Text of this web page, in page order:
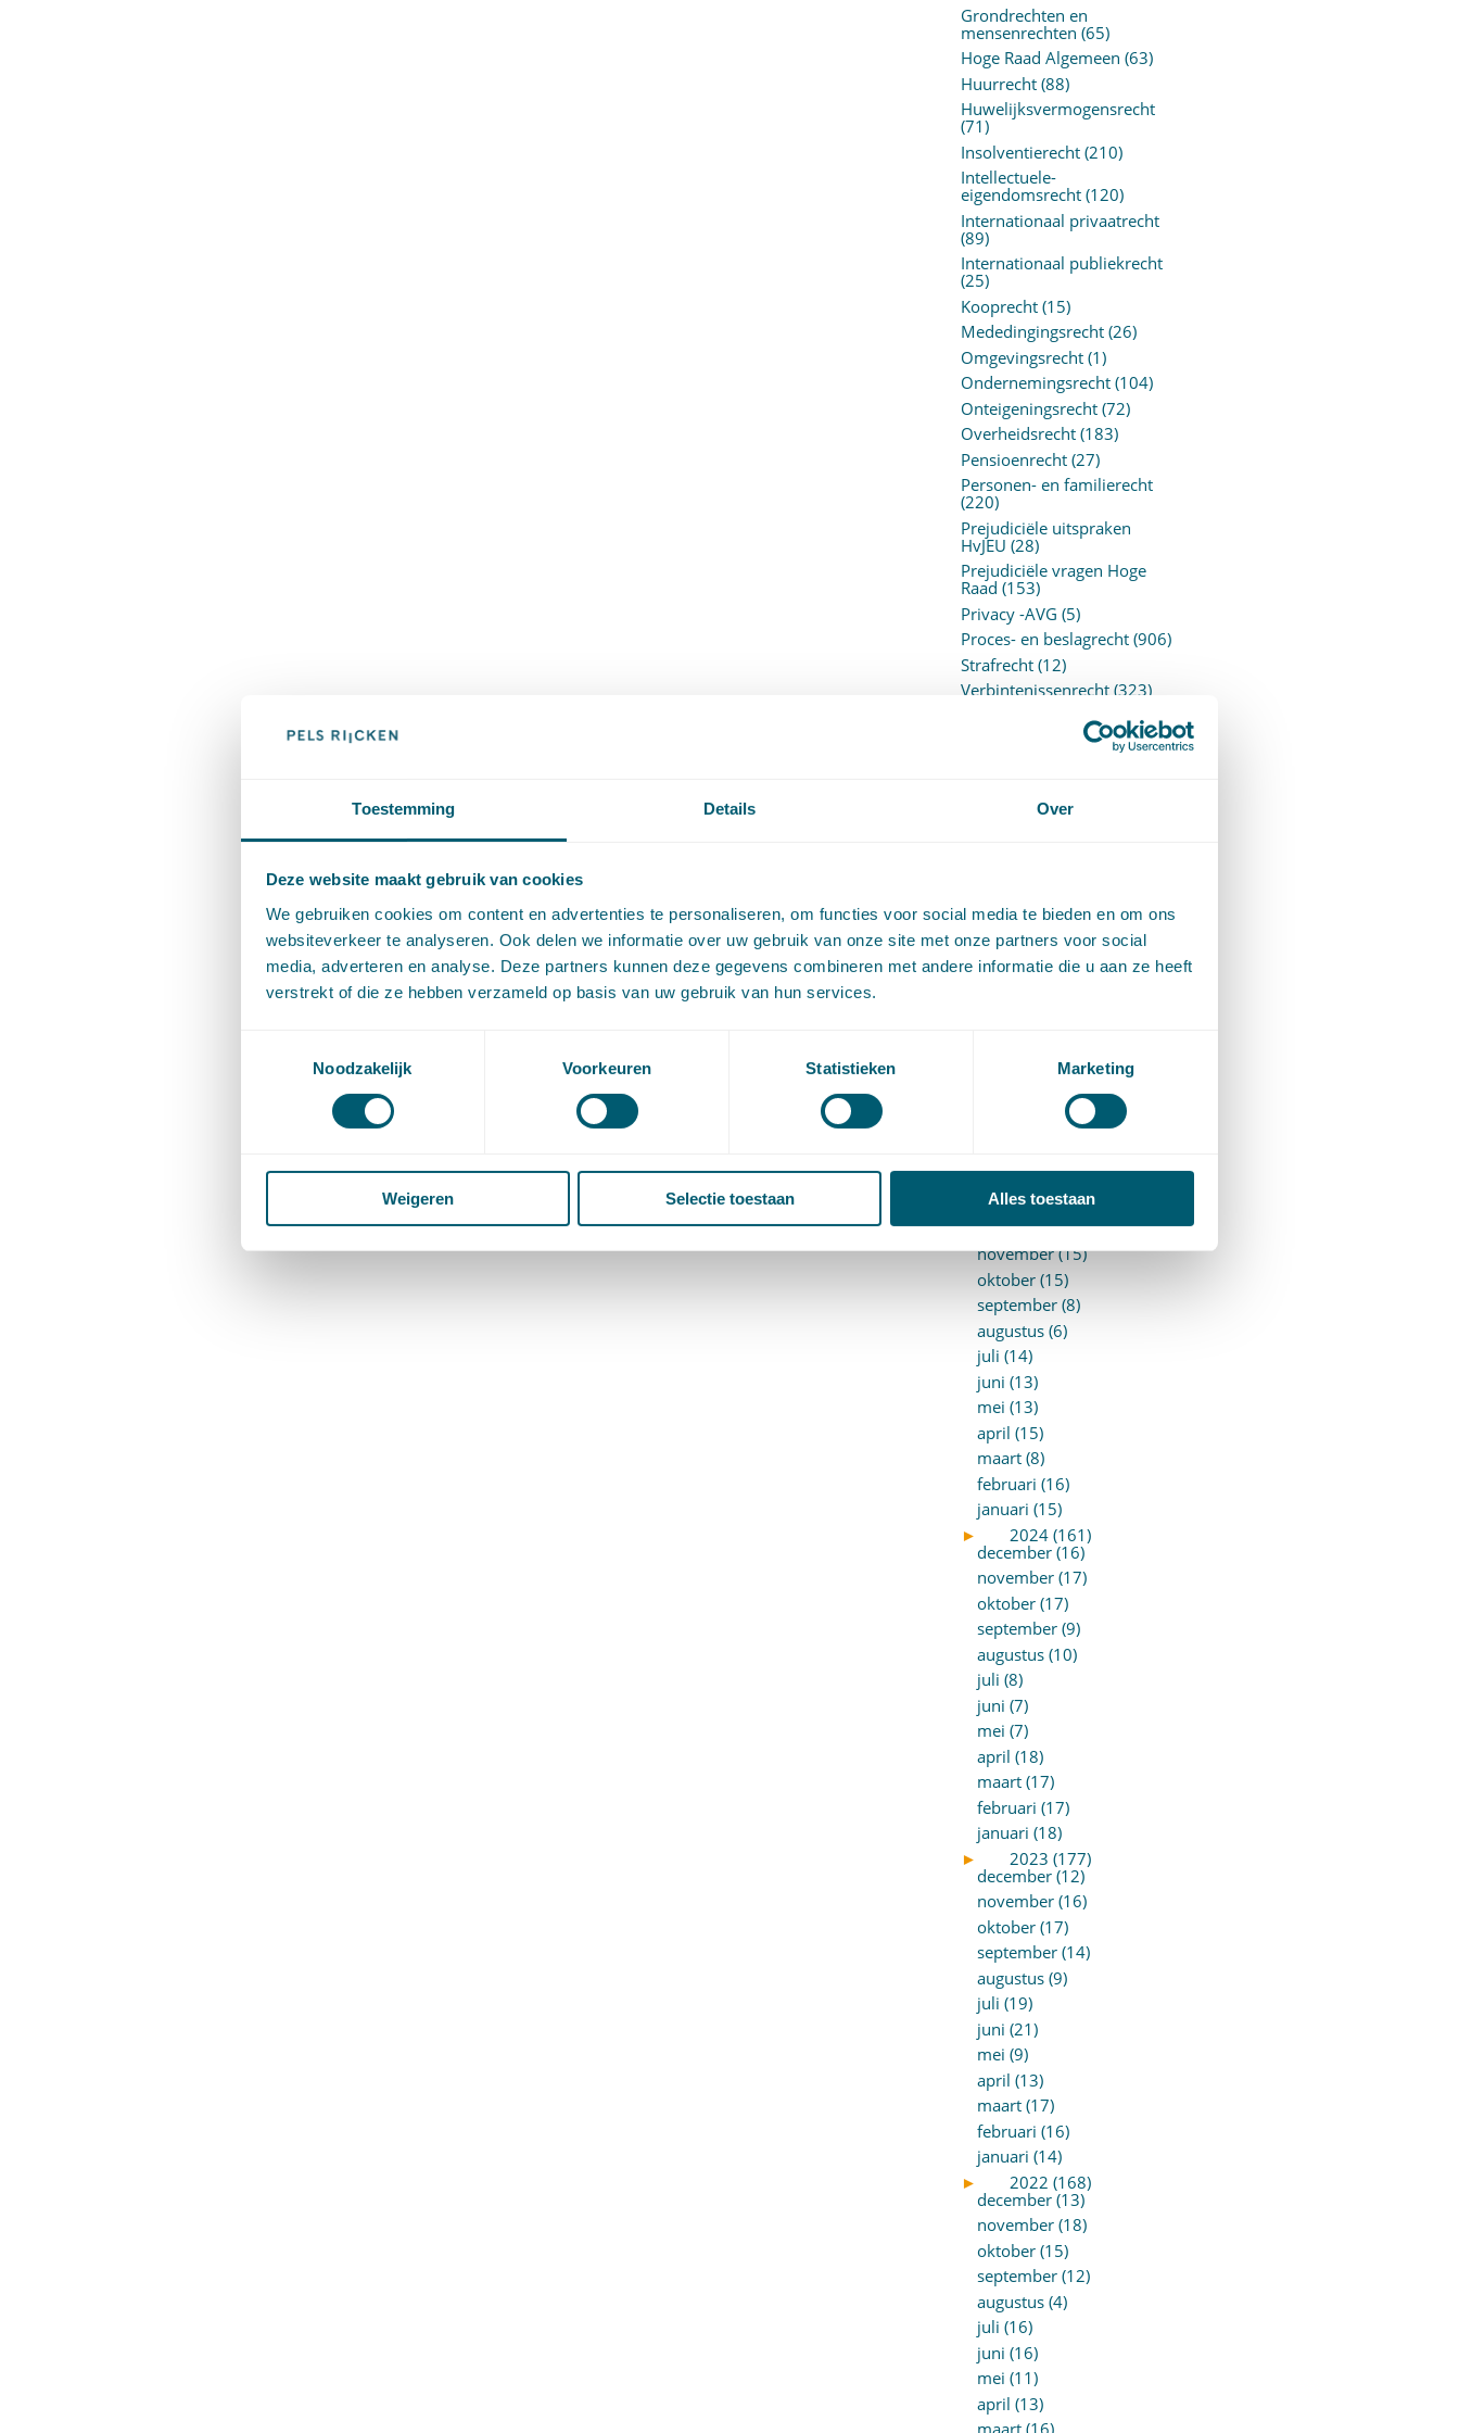
Toestemming Details Over
Deze website maakt gebruik van cookies
We gebruiken cookies om content en advertenties te personaliseren, om functies voor social media te bieden en om ons
websiteverkeer te analyseren. Ook delen we informatie over uw gebruik van onze site met onze partners voor social
media, adverteren en analyse. Deze partners kunnen deze gegevens combineren met andere informatie die u aan ze heeft
verstrekt of die ze hebben verzameld op basis van uw gebruik van hun services.
Noodzakelijk
Voorkeuren Statistieken Marketing
Weigeren Selectie toestaan Alles toestaan
Grondrechten en
mensenrechten (65)
Hoge Raad Algemeen (63)
Huurrecht(88)
Huwelijksvermogensrecht
(71)
Insolventierecht(210)
Intellectuele-
eigendomsrecht(120)
Internationaal privaatrecht
(89)
Internationaal publiekrecht
(25)
Kooprecht(15)
Mededingingsrecht(26)
Omgevingsrecht(1)
Ondernemingsrecht(104)
Onteigeningsrecht(72)
Overheidsrecht(183)
Pensioenrecht(27)
Personen- en familierecht
(220)
Prejudiciële uitspraken
HvJEU (28)
Prejudiciële vragen Hoge
Raad (153)
Privacy -AVG (5)
Proces- en beslagrecht(906)
Strafrecht(12)
Verbintenissenrecht(323)
Vermogensrecht algemeen
Wetgeving
ARCHIEF
2025 (153)
december (15)
november (15)
oktober (15)
september (8)
augustus (6)
juli (14)
juni (13)
mei (13)
april (15)
maart (8)
februari (16)
januari (15)
►
2024 (161)
december (16)
november (17)
oktober (17)
september (9)
augustus (10)
juli (8)
juni (7)
mei (7)
april (18)
maart (17)
februari (17)
januari (18)
►
2023 (177)
december (12)
november (16)
oktober (17)
september (14)
augustus (9)
juli (19)
juni (21)
mei (9)
april (13)
maart (17)
februari (16)
januari (14)
►
2022 (168)
december (13)
november (18)
oktober (15)
september (12)
augustus (4)
juli (16)
juni (16)
mei (11)
april (13)
maart (16)